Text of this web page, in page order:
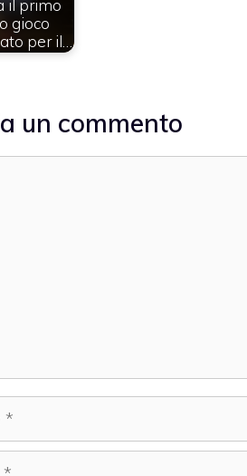
il primo
gioco
per il…
un commento